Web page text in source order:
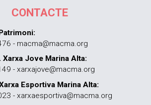
CONTACTE
- macma@macma.org
Jove Marina Alta:
- xarxajove@macma.org
Esportiva Marina Alta:
- xarxaesportiva@macma.org